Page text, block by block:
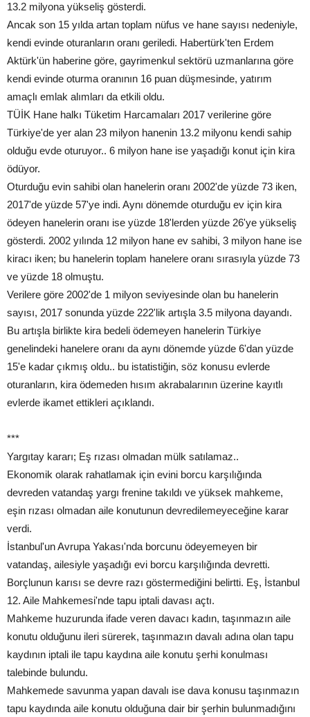
13.2 milyona yükseliş gösterdi.
Ancak son 15 yılda artan toplam nüfus ve hane sayısı nedeniyle,
kendi evinde oturanların oranı geriledi. Habertürk'ten Erdem
Aktürk'ün haberine göre, gayrimenkul sektörü uzmanlarına göre
kendi evinde oturma oranının 16 puan düşmesinde, yatırım
amaçlı emlak alımları da etkili oldu.
TÜİK Hane halkı Tüketim Harcamaları 2017 verilerine göre
Türkiye'de yer alan 23 milyon hanenin 13.2 milyonu kendi sahip
olduğu evde oturuyor.. 6 milyon hane ise yaşadığı konut için kira
ödüyor.
Oturduğu evin sahibi olan hanelerin oranı 2002'de yüzde 73 iken,
2017'de yüzde 57'ye indi. Aynı dönemde oturduğu ev için kira
ödeyen hanelerin oranı ise yüzde 18'lerden yüzde 26'ye yükseliş
gösterdi. 2002 yılında 12 milyon hane ev sahibi, 3 milyon hane ise
kiracı iken; bu hanelerin toplam hanelere oranı sırasıyla yüzde 73
ve yüzde 18 olmuştu.
Verilere göre 2002'de 1 milyon seviyesinde olan bu hanelerin
sayısı, 2017 sonunda yüzde 222'lik artışla 3.5 milyona dayandı.
Bu artışla birlikte kira bedeli ödemeyen hanelerin Türkiye
genelindeki hanelere oranı da aynı dönemde yüzde 6'dan yüzde
15'e kadar çıkmış oldu.. bu istatistiğin, söz konusu evlerde
oturanların, kira ödemeden hısım akrabalarının üzerine kayıtlı
evlerde ikamet ettikleri açıklandı.
***
Yargıtay kararı; Eş rızası olmadan mülk satılamaz..
Ekonomik olarak rahatlamak için evini borcu karşılığında
devreden vatandaş yargı frenine takıldı ve yüksek mahkeme,
eşin rızası olmadan aile konutunun devredilemeyeceğine karar
verdi.
İstanbul'un Avrupa Yakası'nda borcunu ödeyemeyen bir
vatandaş, ailesiyle yaşadığı evi borcu karşılığında devretti.
Borçlunun karısı se devre razı göstermediğini belirtti. Eş, İstanbul
12. Aile Mahkemesi'nde tapu iptali davası açtı.
Mahkeme huzurunda ifade veren davacı kadın, taşınmazın aile
konutu olduğunu ileri sürerek, taşınmazın davalı adına olan tapu
kaydının iptali ile tapu kaydına aile konutu şerhi konulması
talebinde bulundu.
Mahkemede savunma yapan davalı ise dava konusu taşınmazın
tapu kaydında aile konutu olduğuna dair bir şerhin bulunmadığını